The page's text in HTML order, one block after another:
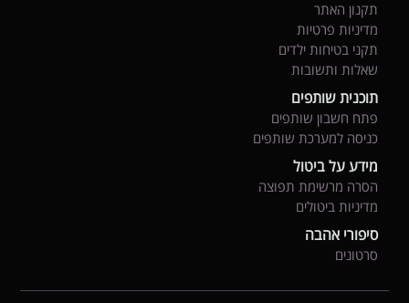
תקנון האתר
מדיניות פרטיות
תקני בטיחות ילדים
שאלות ותשובות
תוכנית שותפים
פתח חשבון שותפים
כניסה למערכת שותפים
מידע על ביטול
הסרה מרשימת תפוצה
מדיניות ביטולים
סיפורי אהבה
סרטונים